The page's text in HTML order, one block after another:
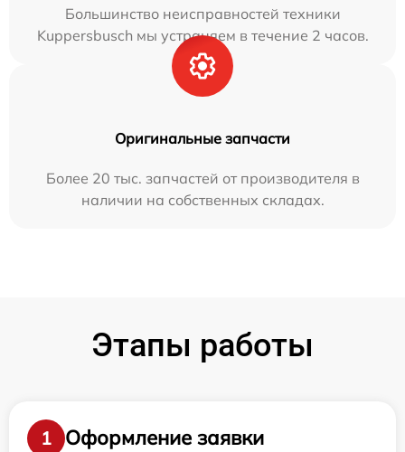
Большинство неисправностей техники
Kuppersbusch мы устраняем в течение 2 часов.
Оригинальные запчасти
Более 20 тыс. запчастей от производителя в
наличии на собственных складах.
Этапы работы
1
Оформление заявки